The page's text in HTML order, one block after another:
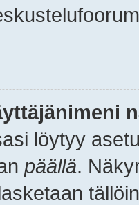
löytyy
päällä.